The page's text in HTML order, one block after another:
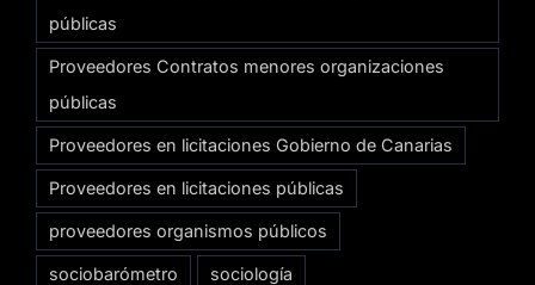
públicas
Proveedores Contratos menores organizaciones
públicas
Proveedores en licitaciones Gobierno de Canarias
Proveedores en licitaciones públicas
proveedores organismos públicos
sociobarómetro sociología